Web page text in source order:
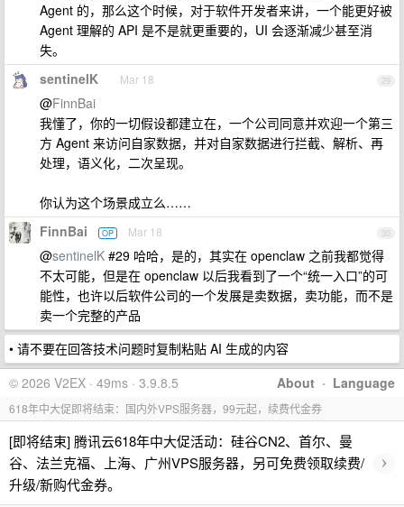
Agent 的，那么这个时候，对于软件开发者来讲，一个能更好被
Agent 理解的 API 是不是就更重要的，UI 会逐渐减少甚至消
失。
29
sentinelK Mar 18
@FinnBai
我懂了，你的一切假设都建立在，一个公司同意并欢迎一个第三
方 Agent 来访问自家数据，并对自家数据进行拦截、解析、再
处理，语义化，二次呈现。
你认为这个场景成立么……
30
FinnBai OP Mar 18
@sentinelK #29 哈哈，是的，其实在 openclaw 之前我都觉得
不太可能，但是在 openclaw 以后我看到了一个“统一入口”的可
能性，也许以后软件公司的一个发展是卖数据，卖功能，而不是
卖一个完整的产品
• 请不要在回答技术问题时复制粘贴 AI 生成的内容
About · Language
© 2026 V2EX · 49ms · 3.9.8.5
618年中大促即将结束：国内外VPS服务器，99元起，续费代金券
[即将结束] 腾讯云618年中大促活动：硅谷CN2、首尔、曼
谷、法兰克福、上海、广州VPS服务器，另可免费领取续费/
升级/新购代金券。
›